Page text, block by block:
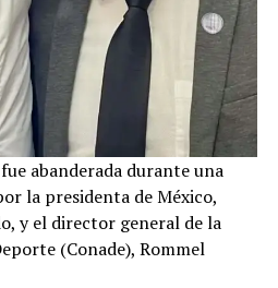
abanderada durante una
la presidenta de México,
y el director general de la
(Conade), Rommel